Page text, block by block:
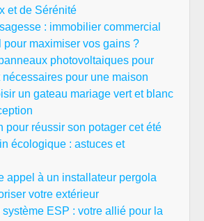
et de Sérénité
: immobilier commercial
pour maximiser vos gains ?
photovoltaiques pour
pour une maison
un gateau mariage vert et blanc
pour réussir son potager cet été
écologique : astuces et
appel à un installateur pergola
votre extérieur
ESP : votre allié pour la